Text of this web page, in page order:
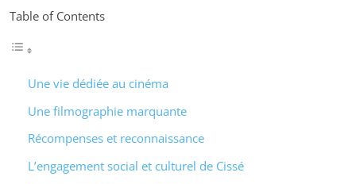
Table of Contents
Une vie dédiée au cinéma
Une filmographie marquante
Récompenses et reconnaissance
L’engagement social et culturel de Cissé